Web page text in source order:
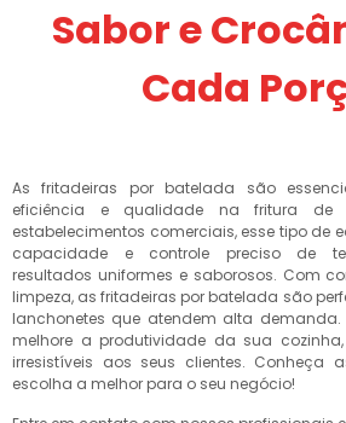
Sabor e
Cada
As fritadeiras por batelada são
eficiência e qualidade na fritura de
estabelecimentos comerciais, esse tipo de
capacidade e controle preciso de
resultados uniformes e saborosos. Com
limpeza, as fritadeiras por batelada são
lanchonetes que atendem alta
melhore a produtividade da sua
irresistíveis aos seus clientes. Conheça
escolha a melhor para o seu negócio!